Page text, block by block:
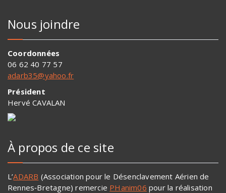
Nous joindre
Coordonnées
06 62 40 77 57
adarb35@yahoo.fr
Président
Hervé CAVALAN
À propos de ce site
L’ADARB (Association pour le Désenclavement Aérien de
Rennes‐Bretagne) remercie PHanim06 pour la réalisation